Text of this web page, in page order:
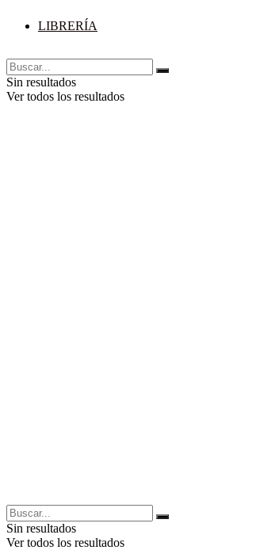
LIBRERÍA
Sin resultados
Ver todos los resultados
Sin resultados
Ver todos los resultados